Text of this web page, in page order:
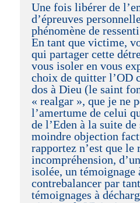
Une fois libérer de
d’épreuves
phénomène de
En tant que victime,
qui partager cette
vous isoler en vous
choix de quitter l’OD
dos à Dieu (le saint
« realgar », que je ne
l’amertume de celui
de l’Eden à la suite
moindre objection
rapportez n’est que le
incompréhension,
isolée, un témoignage
contrebalancer par
témoignages à